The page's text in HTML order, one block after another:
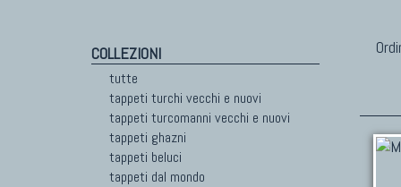
COLLEZIONI
tutte
tappeti turchi vecchi e nuovi
tappeti turcomanni vecchi e nuovi
tappeti ghazni
tappeti beluci
tappeti dal mondo